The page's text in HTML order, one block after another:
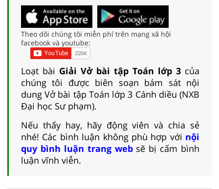
Theo dõi chúng tôi miễn phí trên mạng xã hội
facebook và youtube:
Loạt bài Giải Vở bài tập Toán lớp 3 của
chúng tôi được biên soạn bám sát nội
dung Vở bài tập Toán lớp 3 Cánh diều (NXB
Đại học Sư phạm).
Nếu thấy hay, hãy động viên và chia sẻ
nhé! Các bình luận không phù hợp với nội
quy bình luận trang websẽ bị cấm bình
luận vĩnh viễn.